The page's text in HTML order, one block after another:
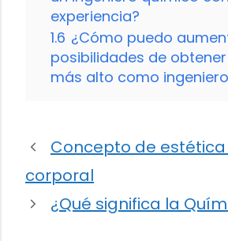
experiencia?
1.6 ¿Cómo puedo
posibilidades de
más alto como
Concepto de estética
corporal
¿Qué significa la